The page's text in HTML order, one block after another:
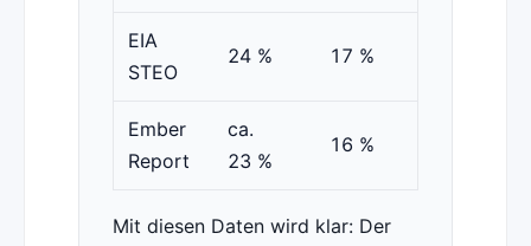
EIA
STEO
24 % 17 %
Ember
Report
ca.
23 %
16 %
Mit diesen Daten wird klar: Der